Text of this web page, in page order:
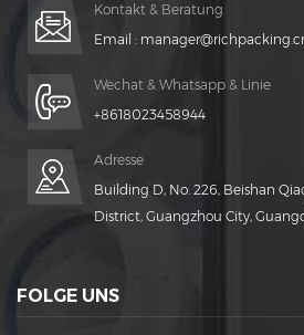
Kontakt & Beratung
Email :
Wechat & Whatsapp & Linie
+8618023458944
Adresse
Building D, No. 226, Beishan
District, Guangzhou City,
FOLGE UNS